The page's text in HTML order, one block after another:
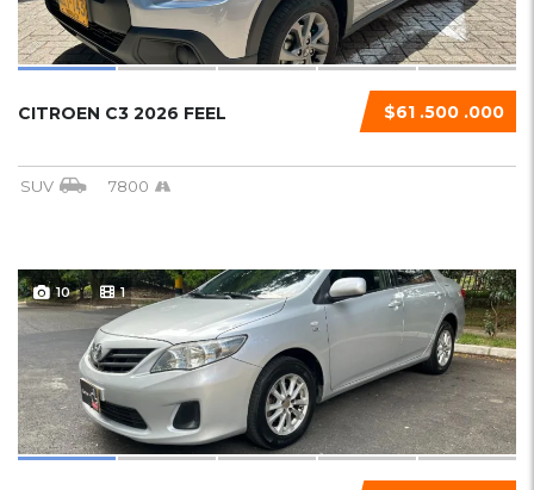
$61 .500 .000
CITROEN C3 2026 FEEL
SUV 7800
10 1